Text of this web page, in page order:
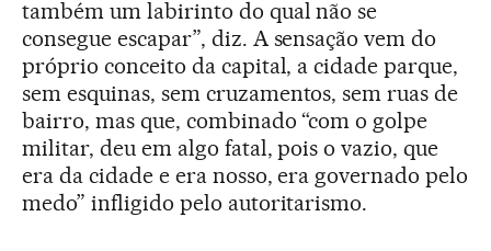
também um labirinto do qual não se
consegue escapar”, diz. A sensação vem do
próprio conceito da capital, a cidade parque,
sem esquinas, sem cruzamentos, sem ruas de
bairro, mas que, combinado “com o golpe
militar, deu em algo fatal, pois o vazio, que
era da cidade e era nosso, era governado pelo
medo” infligido pelo autoritarismo.